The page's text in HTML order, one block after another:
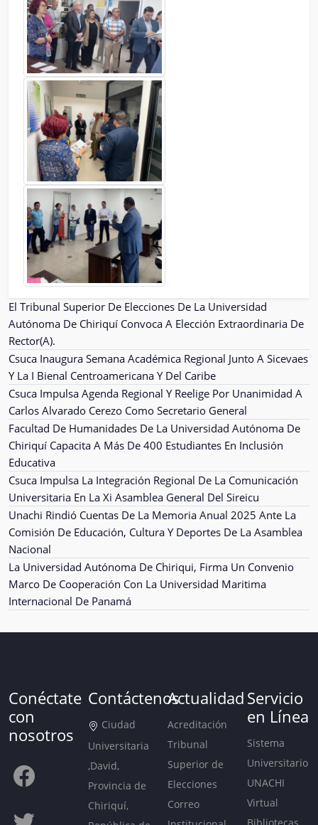
El Tribunal Superior De Elecciones De La Universidad
Autónoma De Chiriquí Convoca A Elección Extraordinaria De
Rector(A).
Csuca Inaugura Semana Académica Regional Junto A Sicevaes
Y La I Bienal Centroamericana Y Del Caribe
Csuca Impulsa Agenda Regional Y Reelige Por Unanimidad A
Carlos Alvarado Cerezo Como Secretario General
Facultad De Humanidades De La Universidad Autónoma De
Chiriquí Capacita A Más De 400 Estudiantes En Inclusión
Educativa
Csuca Impulsa La Integración Regional De La Comunicación
Universitaria En La Xi Asamblea General Del Sireicu
Unachi Rindió Cuentas De La Memoria Anual 2025 Ante La
Comisión De Educación, Cultura Y Deportes De La Asamblea
Nacional
La Universidad Autónoma De Chiriqui, Firma Un Convenio
Marco De Cooperación Con La Universidad Maritima
Internacional De Panamá
Conéctate
con
nosotros
Contáctenos
Ciudad
Universitaria
,David,
Provincia de
Chiriquí,
Actualidad
Acreditación
Tribunal
Superior de
Elecciones
Correo
Servicio
en Línea
Sistema
Universitario
UNACHI
Virtual